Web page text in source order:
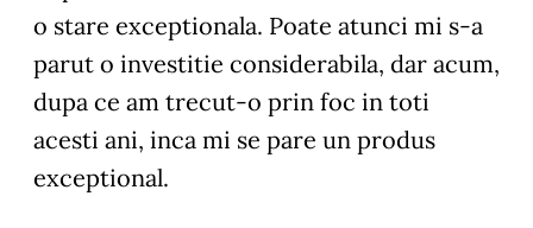
o stare exceptionala. Poate atunci mi s-a
parut o investitie considerabila, dar acum,
dupa ce am trecut-o prin foc in toti
acesti ani, inca mi se pare un produs
exceptional.